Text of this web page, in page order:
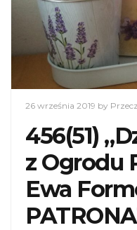
26 września 2019 by
456(51)
z Ogrodu
Ewa